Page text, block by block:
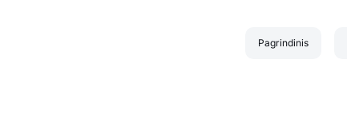
Pagrindinis